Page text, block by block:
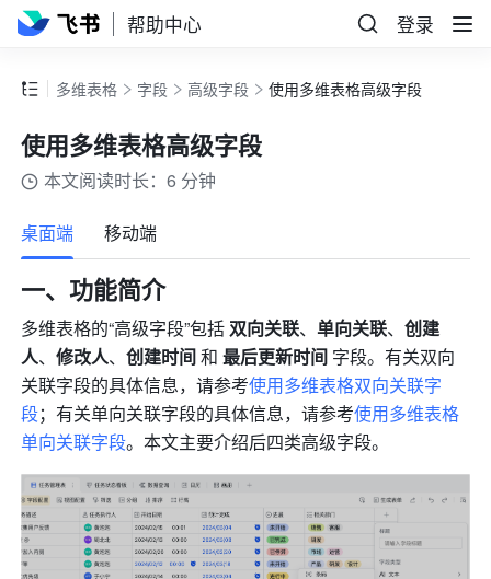
帮助中心 登录
多维表格 字段 高级字段 使用多维表格高级字段
使用多维表格高级字段
本文阅读时长：6 分钟
桌面端 移动端
一、功能简介
多维表格的“高级字段”包括 双向关联、单向关联、创建
人、修改人、创建时间 和 最后更新时间 字段。有关双向
关联字段的具体信息，请参考使用多维表格双向关联字
段；有关单向关联字段的具体信息，请参考使用多维表格
单向关联字段。本文主要介绍后四类高级字段。